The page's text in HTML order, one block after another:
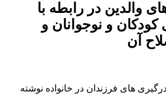
والدین در رابطه با
و نوجوانان و
آن